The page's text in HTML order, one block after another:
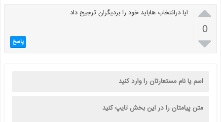

0

ایا درانتخاب هاباید خود را بردیگران ترجیح داد
پاسخ